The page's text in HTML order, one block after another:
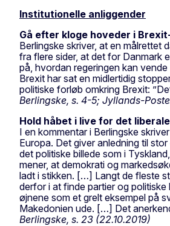
Institutionelle anliggender
Gå efter kloge hoveder i
Berlingske skriver, at en
fra flere sider, at det for Danmark
på, hvordan regeringen kan
Brexit har sat en midlertidig
politiske forløb omkring Brexit:
Berlingske, s. 4-5; Jyllands-
Hold håbet i live for det
I en kommentar i Berlingske
Europa. Det giver anledning til
det politiske billede som i
mener, at demokrati og
ladt i stikken. […] Langt de fleste
derfor i at finde partier og
øjnene som et grelt eksempel på
Makedonien ude. […] Det
Berlingske, s. 23 (22.10.2019)